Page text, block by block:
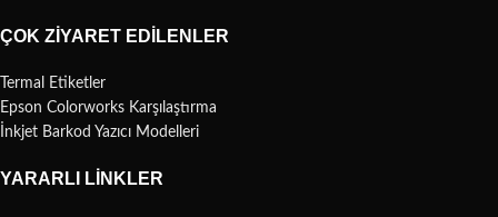
ÇOK ZIYARET EDILENLER
Termal Etiketler
Epson Colorworks Karşılaştırma
İnkjet Barkod Yazıcı Modelleri
YARARLI LINKLER